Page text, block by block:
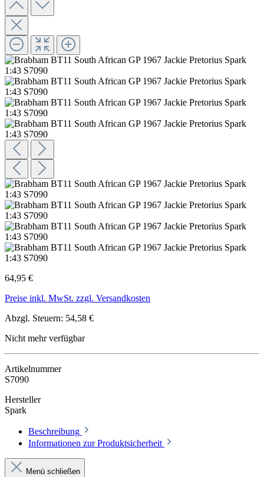
64,95 €
Preise inkl. MwSt. zzgl. Versandkosten
Abzgl. Steuern: 54,58 €
Nicht mehr verfügbar
Artikelnummer
S7090
Hersteller
Spark
Beschreibung
Informationen zur Produktsicherheit
Menü schließen